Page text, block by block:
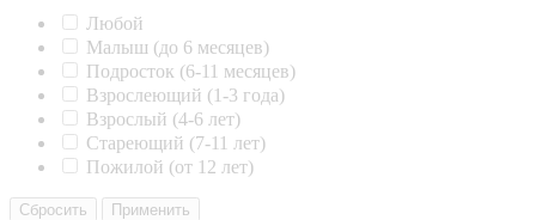
Любой
Малыш (до 6 месяцев)
Подросток (6-11 месяцев)
Взрослеющий (1-3 года)
Взрослый (4-6 лет)
Стареющий (7-11 лет)
Пожилой (от 12 лет)
Сбросить Применить